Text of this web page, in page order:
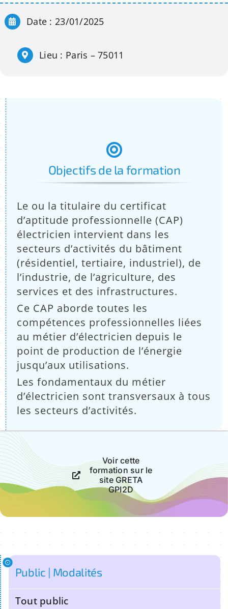
Apprentissage
Bilan de Compétences
Actualités
Contact
Recherche
pour
:
Date : 23/01/2025
Lieu : Paris – 75011
Objectifs de la formation
Le ou la titulaire du certificat
d’aptitude professionnelle (CAP)
électricien intervient dans les
secteurs d’activités du bâtiment
(résidentiel, tertiaire, industriel), de
l’industrie, de l’agriculture, des
services et des infrastructures.
Ce CAP aborde toutes les
compétences professionnelles liées
au métier d’électricien depuis le
point de production de l’énergie
jusqu’aux utilisations.
Les fondamentaux du métier
d’électricien sont transversaux à tous
les secteurs d’activités.
Voir cette
formation sur le
site GRETA
GPI2D
Public | Modalités
Tout public